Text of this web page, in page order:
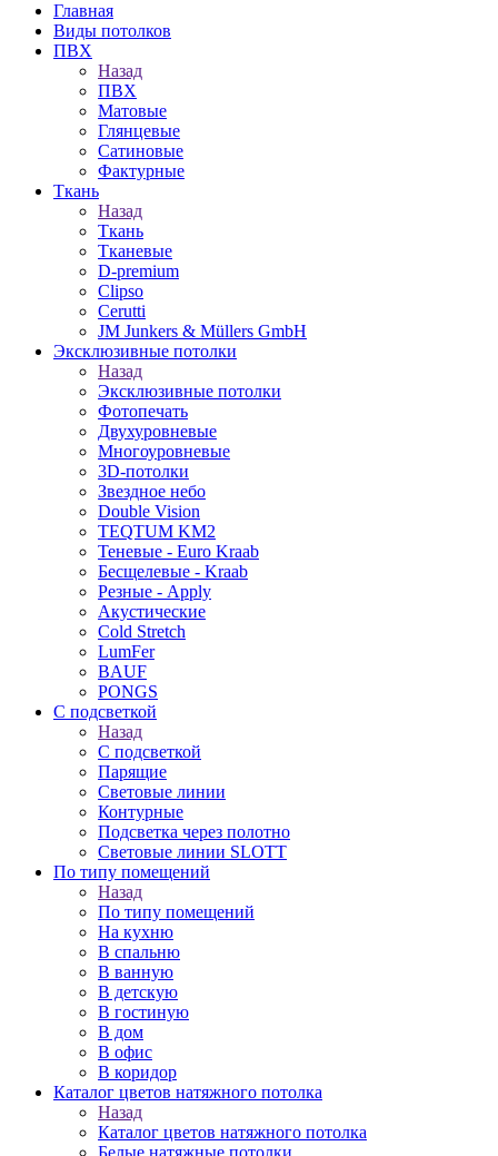
Главная
Виды потолков
ПВХ
Назад
ПВХ
Матовые
Глянцевые
Сатиновые
Фактурные
Ткань
Назад
Ткань
Тканевые
D-premium
Clipso
Cerutti
JM Junkers & Müllers GmbH
Эксклюзивные потолки
Назад
Эксклюзивные потолки
Фотопечать
Двухуровневые
Многоуровневые
3D-потолки
Звездное небо
Double Vision
TEQTUM KM2
Теневые - Euro Kraab
Бесщелевые - Kraab
Резные - Apply
Акустические
Cold Stretch
LumFer
BAUF
PONGS
С подсветкой
Назад
С подсветкой
Парящие
Световые линии
Контурные
Подсветка через полотно
Световые линии SLOTT
По типу помещений
Назад
По типу помещений
На кухню
В спальню
В ванную
В детскую
В гостиную
В дом
В офис
В коридор
Каталог цветов натяжного потолка
Назад
Каталог цветов натяжного потолка
Белые натяжные потолки